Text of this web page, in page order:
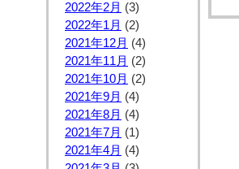
2022年2月 (3)
2022年1月 (2)
2021年12月 (4)
2021年11月 (2)
2021年10月 (2)
2021年9月 (4)
2021年8月 (4)
2021年7月 (1)
2021年4月 (4)